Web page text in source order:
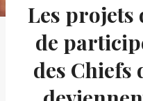
Les projets
de
des Chiefs